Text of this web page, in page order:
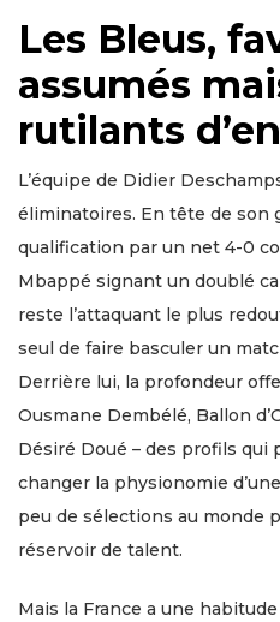
Les Bleus,
assumés
rutilants
L’équipe de Didier
éliminatoires. En tête de son
qualification par un net 4-0
Mbappé signant un doublé
reste l’attaquant le plus
seul de faire basculer un
Derrière lui, la profondeur
Ousmane Dembélé, Ballon
Désiré Doué – des profils
changer la physionomie
peu de sélections au monde
réservoir de talent.
Mais la France a une